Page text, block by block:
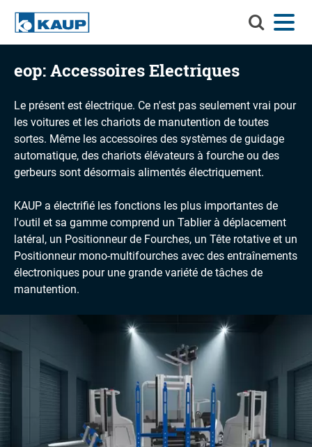
Recherchez
KAUP
Recherchez KAUP
Menu
Langue
Contact Connexion
Accessoires
Solutions de manutention
Services
Centre d'informations
Entreprise
Carrière chez KAUP
Recherche de produits
eop: Accessoires Electriques
Le présent est électrique. Ce n'est pas seulement vrai pour
les voitures et les chariots de manutention de toutes
sortes. Même les accessoires des systèmes de guidage
automatique, des chariots élévateurs à fourche ou des
gerbeurs sont désormais alimentés électriquement.
KAUP a électrifié les fonctions les plus importantes de
l'outil et sa gamme comprend un Tablier à déplacement
latéral, un Positionneur de Fourches, un Tête rotative et un
Positionneur mono-multifourches avec des entraînements
électroniques pour une grande variété de tâches de
manutention.